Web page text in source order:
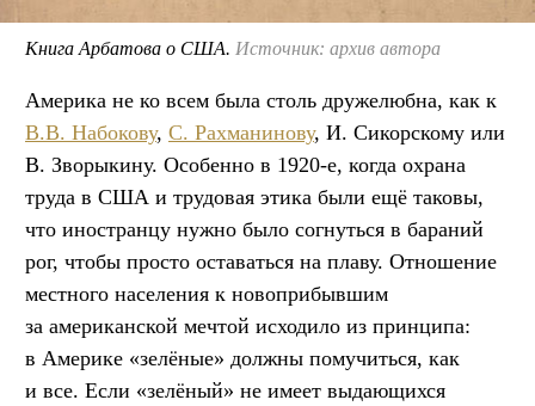
Книга Арбатова о США. Источник: архив автора
Америка не ко всем была столь дружелюбна, как к
В.В. Набокову, С. Рахманинову, И. Сикорскому или
В. Зворыкину. Особенно в 1920-е, когда охрана
труда в США и трудовая этика были ещё таковы,
что иностранцу нужно было согнуться в бараний
рог, чтобы просто оставаться на плаву. Отношение
местного населения к новоприбывшим
за американской мечтой исходило из принципа:
в Америке «зелёные» должны помучиться, как
и все. Если «зелёный» не имеет выдающихся